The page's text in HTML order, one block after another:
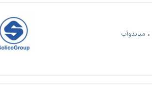
میاندوآب